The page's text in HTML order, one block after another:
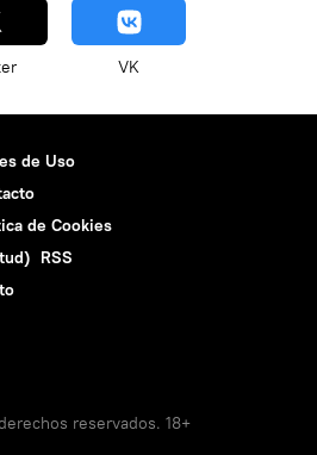
VK
de Uso
de Cookies
RSS
reservados. 18+